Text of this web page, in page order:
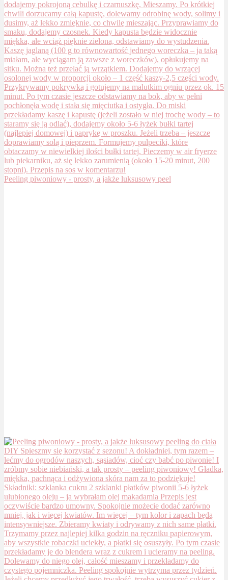
Peeling piwoniowy - prosty, a jakże luksusowy peel